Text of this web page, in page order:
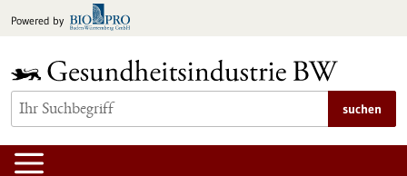
Inhalt
Powered by
suchen